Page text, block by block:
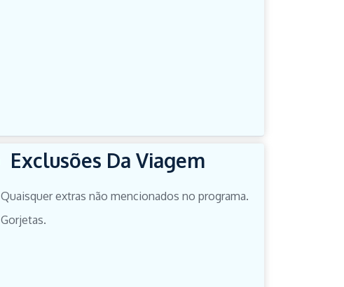
Exclusões Da Viagem
Quaisquer extras não mencionados no programa.
Gorjetas.